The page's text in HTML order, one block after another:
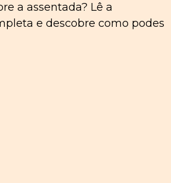
a assentada? Lê a
e descobre como podes